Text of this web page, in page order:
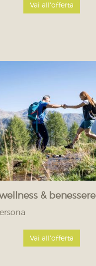
Vai all'offerta
& benessere
Vai all'offerta